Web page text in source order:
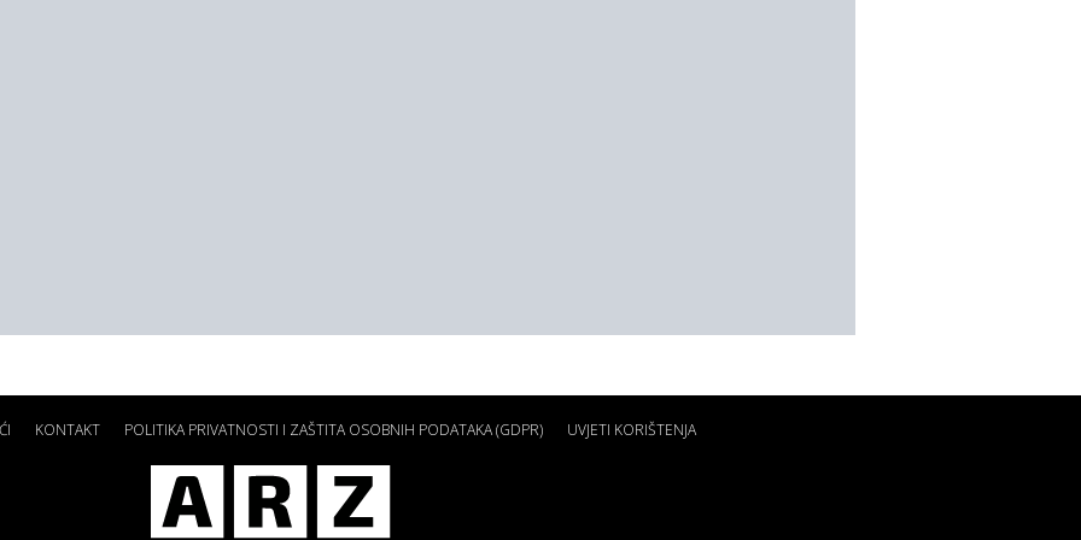
KONTAKT POLITIKA PRIVATNOSTI I ZAŠTITA OSOBNIH PODATAKA (GDPR) UVJETI KORIŠTENJA